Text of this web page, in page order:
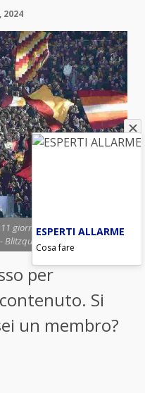
2024
giornate: spuntano nuovi
Blitzquotidiano.it
per
Si
un membro?
ESPERTI ALLARME
Cosa fare